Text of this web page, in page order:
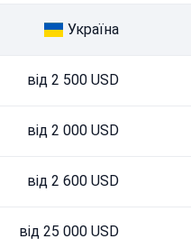
Україна
від 2 500 USD
від 2 000 USD
від 2 600 USD
від 25 000 USD